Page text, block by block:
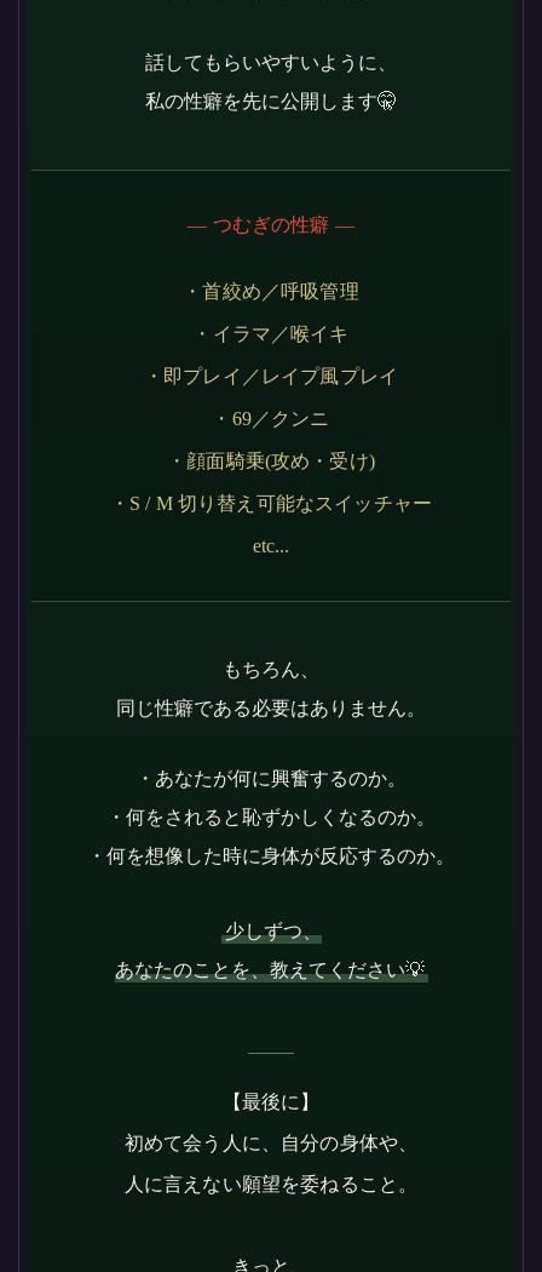
話してもらいやすいように、
私の性癖を先に公開します🤫
― つむぎの性癖 ―
・首絞め／呼吸管理
・イラマ／喉イキ
・即プレイ／レイプ風プレイ
・69／クンニ
・顔面騎乗(攻め・受け)
・S / M 切り替え可能なスイッチャー
etc...
もちろん、
同じ性癖である必要はありません。
・あなたが何に興奮するのか。
・何をされると恥ずかしくなるのか。
・何を想像した時に身体が反応するのか。
少しずつ、
あなたのことを、教えてください💡
【最後に】
初めて会う人に、自分の身体や、
人に言えない願望を委ねること。
きっと、